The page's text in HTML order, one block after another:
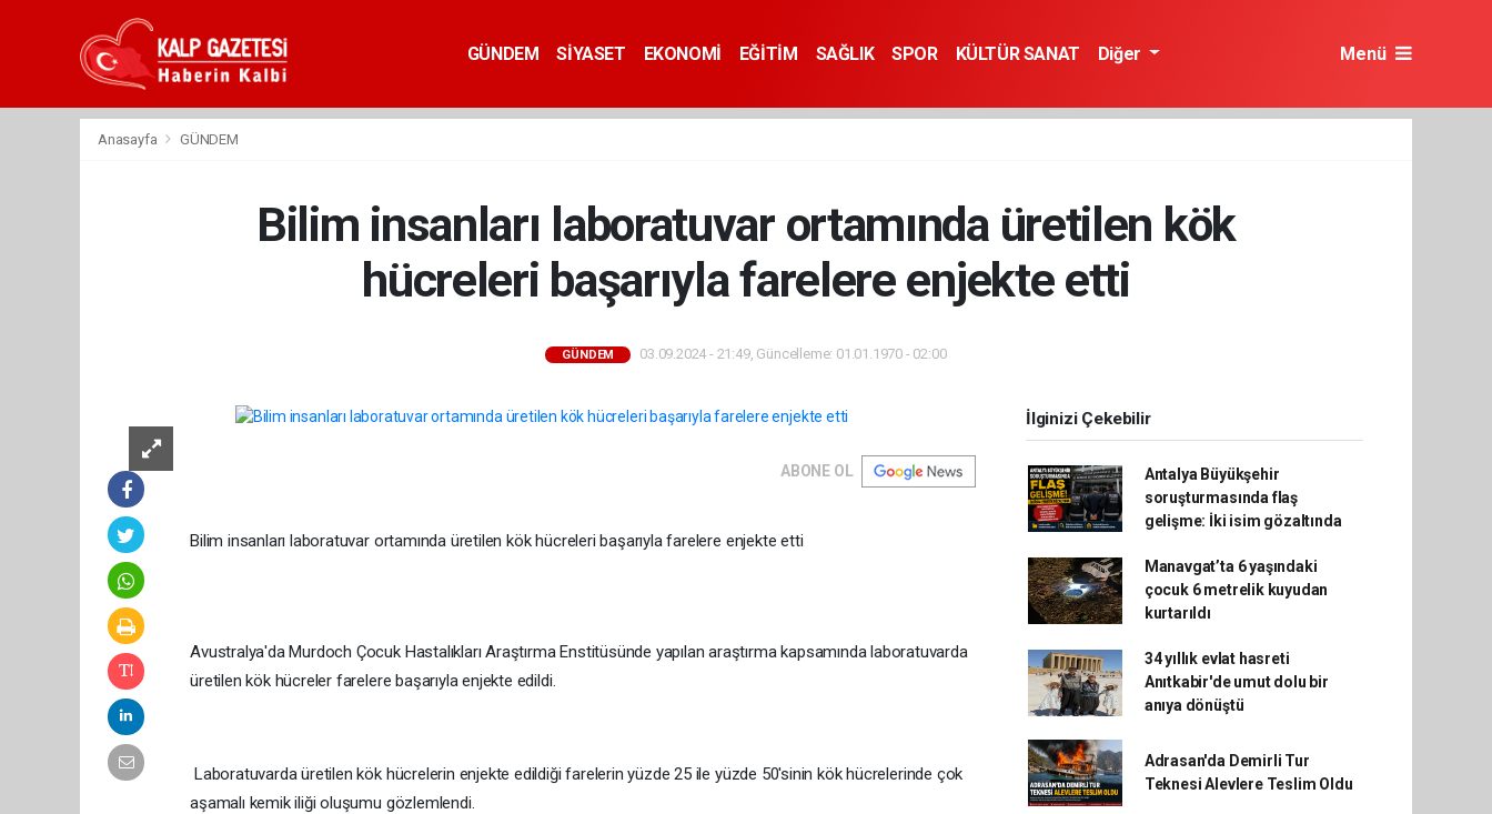
GÜNDEM SİYASET EKONOMİ EĞİTİM SAĞLIK SPOR KÜLTÜR SANAT Diğer Menü
Anasayfa GÜNDEM
Bilim insanları laboratuvar ortamında üretilen kök
hücreleri başarıyla farelere enjekte etti
GÜNDEM 03.09.2024 - 21:49, Güncelleme: 01.01.1970 - 02:00
ABONE OL
Bilim insanları laboratuvar ortamında üretilen kök hücreleri başarıyla farelere enjekte etti
Avustralya'da Murdoch Çocuk Hastalıkları Araştırma Enstitüsünde yapılan araştırma kapsamında laboratuvarda
üretilen kök hücreler farelere başarıyla enjekte edildi.
Laboratuvarda üretilen kök hücrelerin enjekte edildiği farelerin yüzde 25 ile yüzde 50'sinin kök hücrelerinde çok
aşamalı kemik iliği oluşumu gözlemlendi.
İlginizi Çekebilir
Antalya Büyükşehir
soruşturmasında flaş
gelişme: İki isim gözaltında
Manavgat’ta 6 yaşındaki
çocuk 6 metrelik kuyudan
kurtarıldı
34 yıllık evlat hasreti
Anıtkabir'de umut dolu bir
anıya dönüştü
Adrasan'da Demirli Tur
Teknesi Alevlere Teslim Oldu